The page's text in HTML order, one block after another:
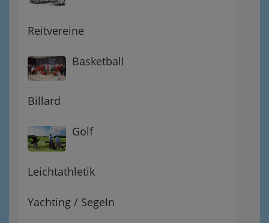
Reitvereine
Basketball
Billard
Golf
Leichtathletik
Yachting / Segeln